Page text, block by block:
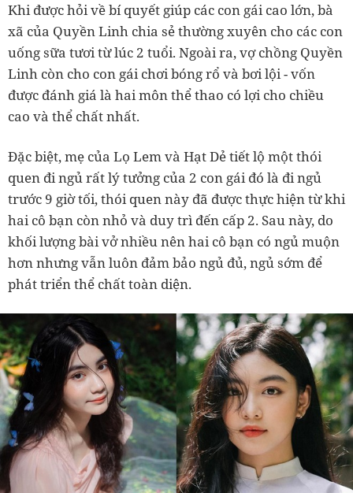
Khi được hỏi về bí quyết giúp các con gái cao lớn, bà
xã của Quyền Linh chia sẻ thường xuyên cho các con
uống sữa tươi từ lúc 2 tuổi. Ngoài ra, vợ chồng Quyền
Linh còn cho con gái chơi bóng rổ và bơi lội - vốn
được đánh giá là hai môn thể thao có lợi cho chiều
cao và thể chất nhất.
Đặc biệt, mẹ của Lọ Lem và Hạt Dẻ tiết lộ một thói
quen đi ngủ rất lý tưởng của 2 con gái đó là đi ngủ
trước 9 giờ tối, thói quen này đã được thực hiện từ khi
hai cô bạn còn nhỏ và duy trì đến cấp 2. Sau này, do
khối lượng bài vở nhiều nên hai cô bạn có ngủ muộn
hơn nhưng vẫn luôn đảm bảo ngủ đủ, ngủ sớm để
phát triển thể chất toàn diện.